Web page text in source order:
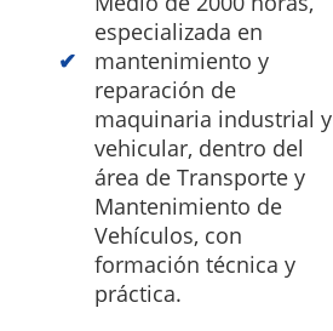
especializada en
mantenimiento y
reparación de
maquinaria industrial y
vehicular, dentro del
área de Transporte y
Mantenimiento de
Vehículos, con
formación técnica y
práctica.